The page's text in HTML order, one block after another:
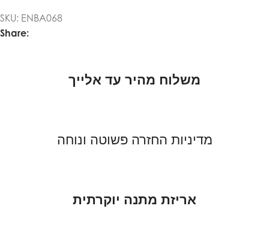
SKU: ENBA068
Share:
משלוח מהיר עד אלייך
מדיניות החזרה פשוטה ונוחה
אריזת מתנה יוקרתית